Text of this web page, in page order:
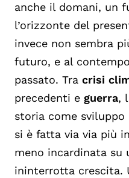
anche il domani, un
l’orizzonte del
invece non sembra
futuro, e al
passato. Tra crisi
precedenti e guerra,
storia come
si è fatta via via più
meno incardinata su
ininterrotta crescita.